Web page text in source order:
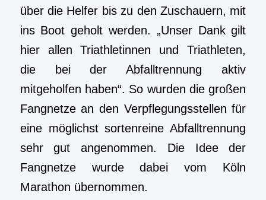
über die Helfer bis zu den Zuschauern, mit
ins Boot geholt werden. „Unser Dank gilt
hier allen Triathletinnen und Triathleten,
die bei der Abfalltrennung aktiv
mitgeholfen haben“. So wurden die großen
Fangnetze an den Verpflegungsstellen für
eine möglichst sortenreine Abfalltrennung
sehr gut angenommen. Die Idee der
Fangnetze wurde dabei vom Köln
Marathon übernommen.